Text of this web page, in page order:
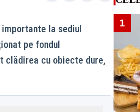
la sediul
pe fondul
cu obiecte dure,
1